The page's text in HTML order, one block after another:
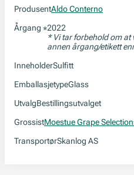
ProdusentAldo Conterno
Årgang *2022
* Vi tar forbehold om at
annen årgang/etikett
InneholderSulfitt
EmballasjetypeGlass
UtvalgBestillingsutvalget
GrossistMoestue Grape
TransportørSkanlog AS